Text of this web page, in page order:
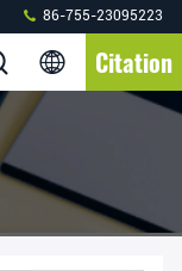
86-755-23095223
Citation